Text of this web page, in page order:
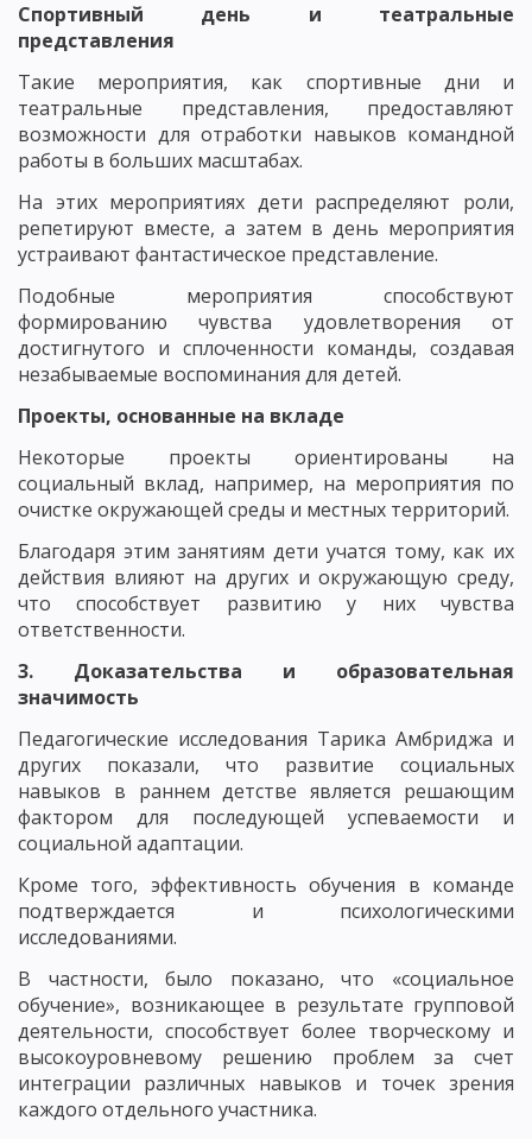
Спортивный день и театральные
представления
Такие мероприятия, как спортивные дни и
театральные представления, предоставляют
возможности для отработки навыков командной
работы в больших масштабах.
На этих мероприятиях дети распределяют роли,
репетируют вместе, а затем в день мероприятия
устраивают фантастическое представление.
Подобные мероприятия способствуют
формированию чувства удовлетворения от
достигнутого и сплоченности команды, создавая
незабываемые воспоминания для детей.
Проекты, основанные на вкладе
Некоторые проекты ориентированы на
социальный вклад, например, на мероприятия по
очистке окружающей среды и местных территорий.
Благодаря этим занятиям дети учатся тому, как их
действия влияют на других и окружающую среду,
что способствует развитию у них чувства
ответственности.
3. Доказательства и образовательная
значимость
Педагогические исследования Тарика Амбриджа и
других показали, что развитие социальных
навыков в раннем детстве является решающим
фактором для последующей успеваемости и
социальной адаптации.
Кроме того, эффективность обучения в команде
подтверждается и психологическими
исследованиями.
В частности, было показано, что «социальное
обучение», возникающее в результате групповой
деятельности, способствует более творческому и
высокоуровневому решению проблем за счет
интеграции различных навыков и точек зрения
каждого отдельного участника.